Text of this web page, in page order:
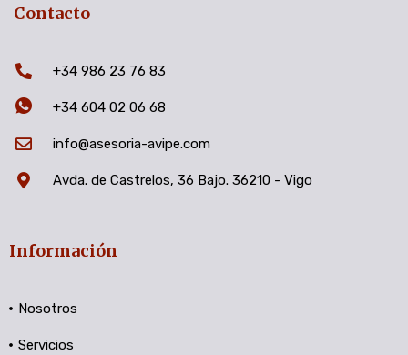
Contacto
+34 986 23 76 83
+34 604 02 06 68
info@asesoria-avipe.com
Avda. de Castrelos, 36 Bajo. 36210 - Vigo
Información
Nosotros
Servicios